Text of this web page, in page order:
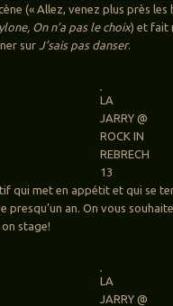
(« Allez, venez plus près
On n’a pas le choix) et fait
sur J’sais pas danser.
LA
JARRY @
ROCK IN
REBRECH
13
qui met en appétit et qui se
presqu’un an. On vous
stage!
LA
JARRY @